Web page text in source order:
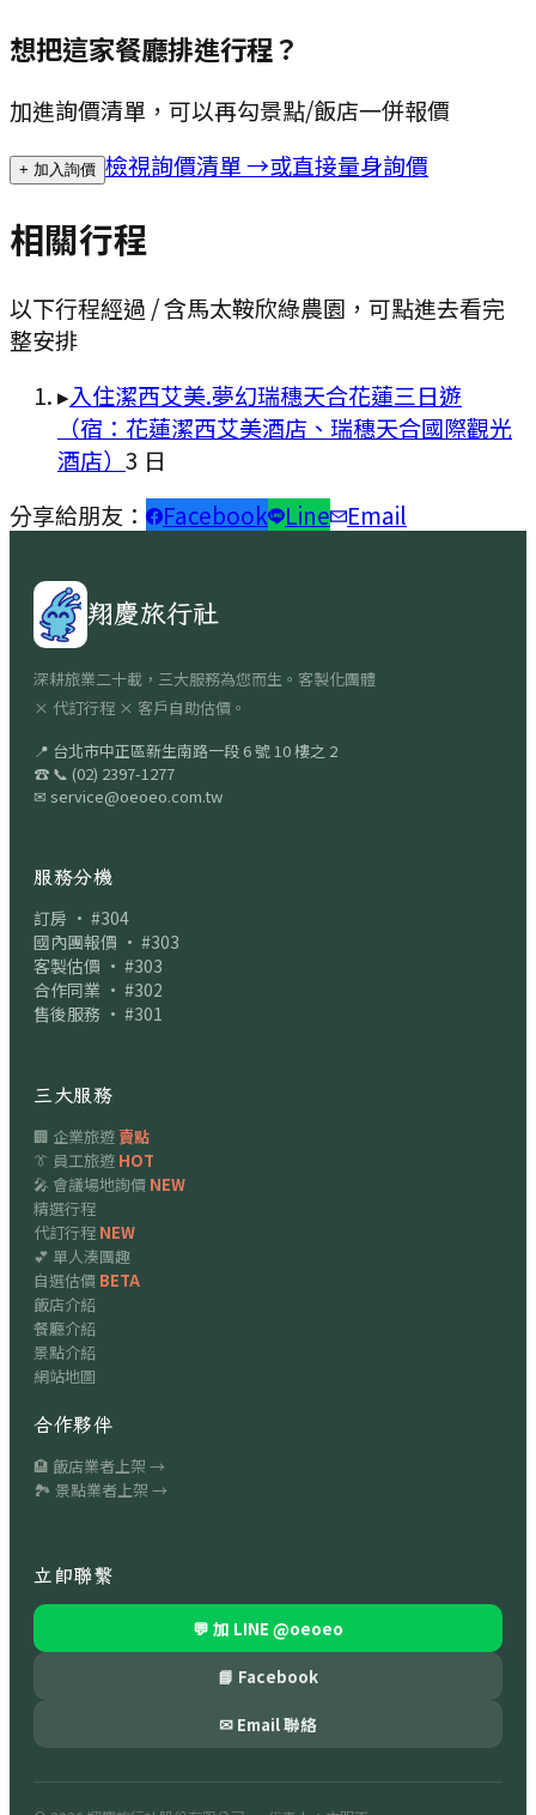
想把這家餐廳排進行程？
加進詢價清單，可以再勾景點/飯店一併報價
+ 加入詢價 檢視詢價清單 →或直接量身詢價
相關行程
以下行程經過 / 含馬太鞍欣綠農園 ，可點進去看完
整安排
▸入住潔西艾美.夢幻瑞穗天合花蓮三日遊
（宿：花蓮潔西艾美酒店、瑞穗天合國際觀光
酒店） 3 日
分享給朋友：
Facebook Line Email
翔慶旅行社
深耕旅業二十載，三大服務為您而生。客製化團體
× 代訂行程 × 客戶自助估價。
📍 台北市中正區新生南路一段 6 號 10 樓之 2
☎ 📞 (02) 2397-1277
✉ service@oeoeo.com.tw
服務分機
訂房 · #304
國內團報價 · #303
客製估價 · #303
合作同業 · #302
售後服務 · #301
三大服務
🏢 企業旅遊賣點
👔 員工旅遊 HOT
🎤 會議場地詢價 NEW
精選行程
代訂行程 NEW
💕 單人湊團趣
自選估價 BETA
飯店介紹
餐廳介紹
景點介紹
網站地圖
合作夥伴
🏨 飯店業者上架 →
🏞 景點業者上架 →
立即聯繫
💬 加 LINE @oeoeo
📘 Facebook
✉ Email 聯絡